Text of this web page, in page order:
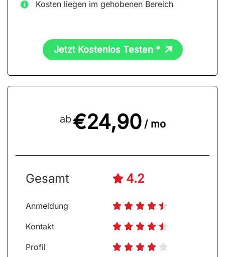
Kosten liegen im gehobenen Bereich
Jetzt Kostenlos Testen *
ab€24,90 / mo
Gesamt  4.2
Anmeldung     
Kontakt     
Profil     